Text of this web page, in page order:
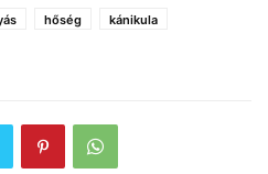
hőség
kánikula